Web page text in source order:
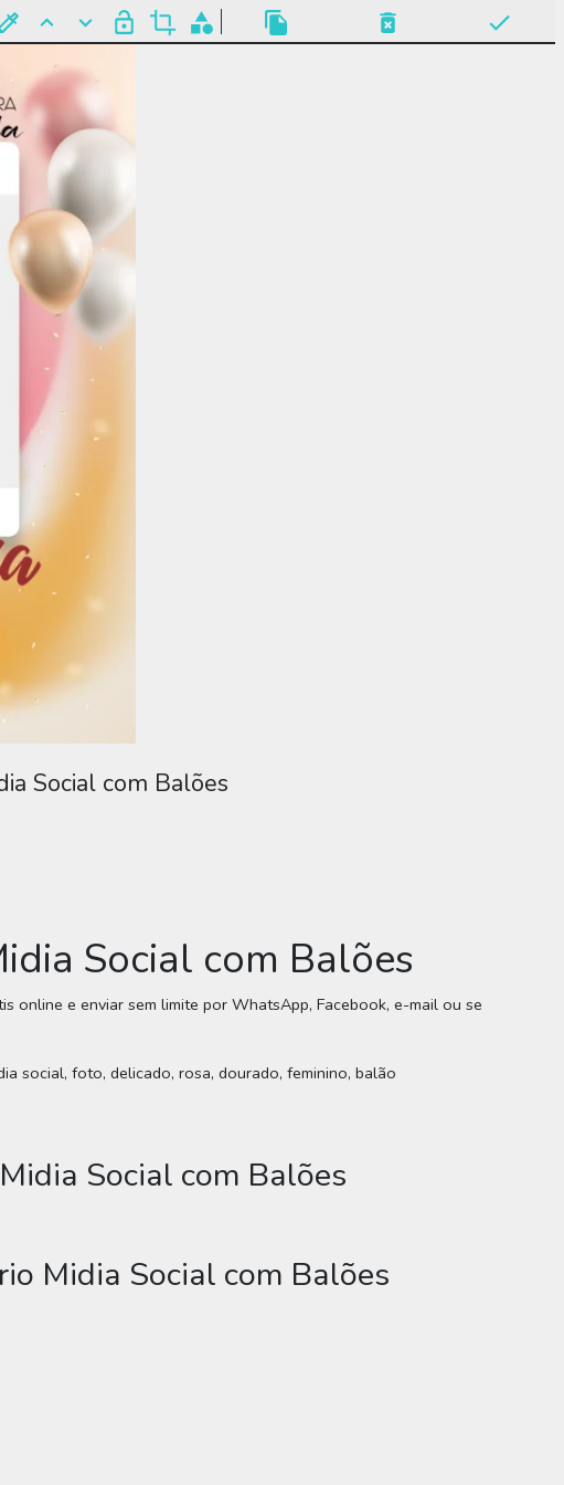
Social com Balões
Social com Balões
online e enviar sem limite por WhatsApp, Facebook, e-mail ou se
social, foto, delicado, rosa, dourado, feminino, balão
Social com Balões
Midia Social com Balões